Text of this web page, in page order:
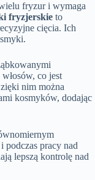
fryzur i wymaga
fryzjerskie to
cięcia. Ich
co jest
nim można
kosmyków, dodając
podczas pracy nad
lepszą kontrolę nad